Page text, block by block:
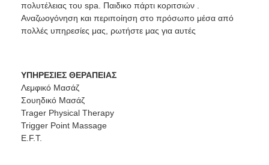
πολυτέλειας του spa. Παιδικο πάρτι κοριτσιών .
Αναζωογόνηση και περιποίηση στο πρόσωπο μέσα από
πολλές υπηρεσίες μας, ρωτήστε μας για αυτές
ΥΠΗΡΕΣΙΕΣ ΘΕΡΑΠΕΙΑΣ
Λεμφικό Μασάζ
Σουηδικό Μασάζ
Trager Physical Therapy
Trigger Point Massage
E.F.T.